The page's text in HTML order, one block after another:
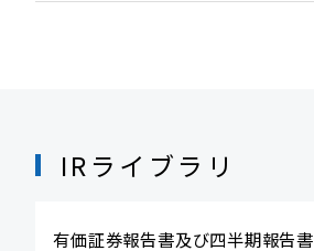
IRライブラリ
有価証券報告書及び四半期報告書